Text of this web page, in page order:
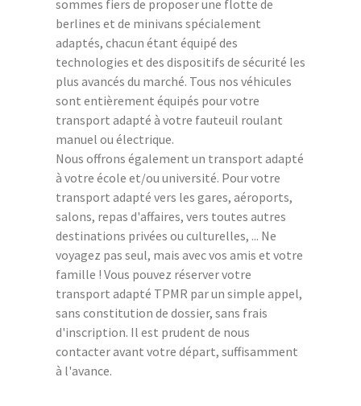
sommes fiers de proposer une flotte de
berlines et de minivans spécialement
adaptés, chacun étant équipé des
technologies et des dispositifs de sécurité les
plus avancés du marché. Tous nos véhicules
sont entièrement équipés pour votre
transport adapté à votre fauteuil roulant
manuel ou électrique.
Nous offrons également un transport adapté
à votre école et/ou université. Pour votre
transport adapté vers les gares, aéroports,
salons, repas d'affaires, vers toutes autres
destinations privées ou culturelles, ... Ne
voyagez pas seul, mais avec vos amis et votre
famille ! Vous pouvez réserver votre
transport adapté TPMR par un simple appel,
sans constitution de dossier, sans frais
d'inscription. Il est prudent de nous
contacter avant votre départ, suffisamment
à l'avance.